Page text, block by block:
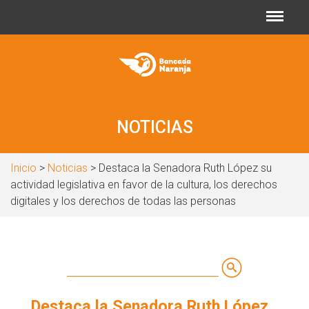
NOTICIAS
Inicio > Noticias > Destaca la Senadora Ruth López su
actividad legislativa en favor de la cultura, los derechos
digitales y los derechos de todas las personas